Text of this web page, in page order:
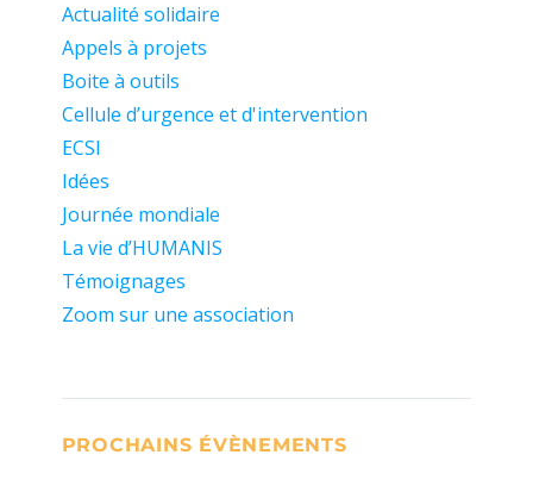
Actualité solidaire
Appels à projets
Boite à outils
Cellule d’urgence et d'intervention
ECSI
Idées
Journée mondiale
La vie d’HUMANIS
Témoignages
Zoom sur une association
PROCHAINS ÉVÈNEMENTS